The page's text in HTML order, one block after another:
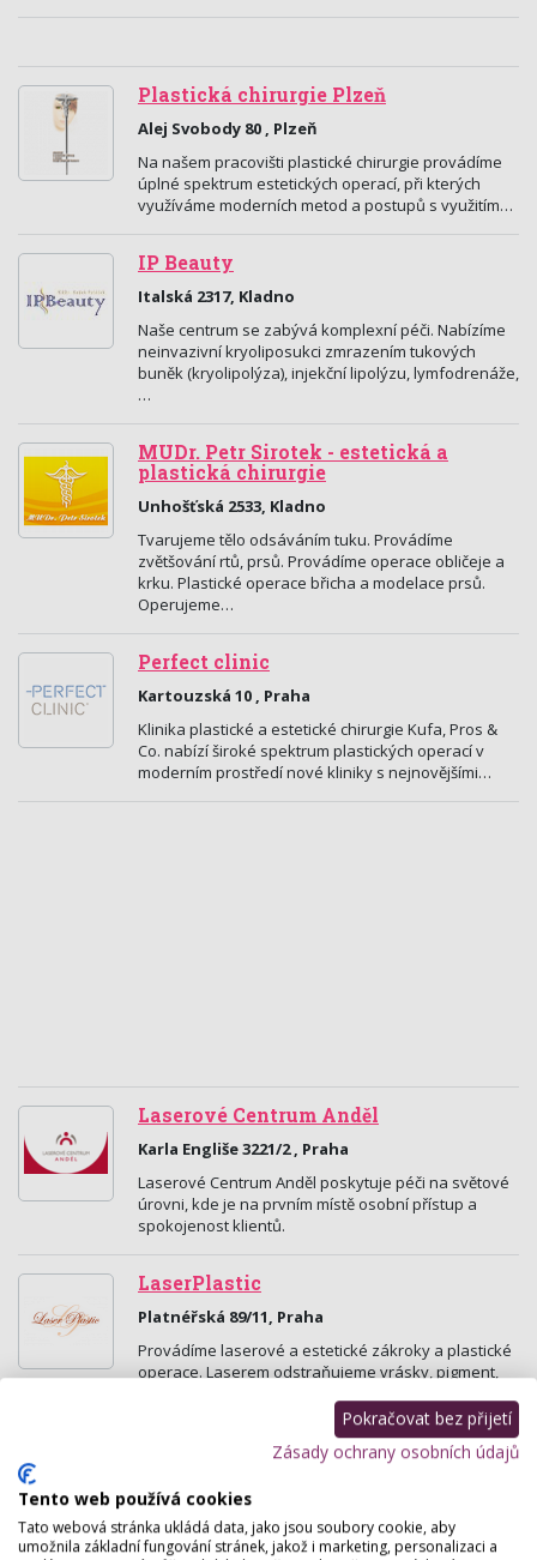
Plastická chirurgie Plzeň
Alej Svobody 80 , Plzeň
Na našem pracovišti plastické chirurgie provádíme
úplné spektrum estetických operací, při kterých
využíváme moderních metod a postupů s využitím…
IP Beauty
Italská 2317, Kladno
Naše centrum se zabývá komplexní péči. Nabízíme
neinvazivní kryoliposukci zmrazením tukových
buněk (kryolipolýza), injekční lipolýzu, lymfodrenáže,
…
MUDr. Petr Sirotek - estetická a
plastická chirurgie
Unhošťská 2533, Kladno
Tvarujeme tělo odsáváním tuku. Provádíme
zvětšování rtů, prsů. Provádíme operace obličeje a
krku. Plastické operace břicha a modelace prsů.
Operujeme…
Perfect clinic
Kartouzská 10 , Praha
Klinika plastické a estetické chirurgie Kufa, Pros &
Co. nabízí široké spektrum plastických operací v
moderním prostředí nové kliniky s nejnovějšími…
Laserové Centrum Anděl
Karla Engliše 3221/2 , Praha
Laserové Centrum Anděl poskytuje péči na světové
úrovni, kde je na prvním místě osobní přístup a
spokojenost klientů.
LaserPlastic
Platnéřská 89/11, Praha
Provádíme laserové a estetické zákroky a plastické
operace. Laserem odstraňujeme vrásky, pigment,
klinika
Karlovo Náměstí 2097, Praha
Pokračovat bez přijetí
Zásady ochrany osobních údajů
Tento web používá cookies
Tato webová stránka ukládá data, jako jsou soubory cookie, aby
umožnila základní fungování stránek, jakož i marketing, personalizaci a